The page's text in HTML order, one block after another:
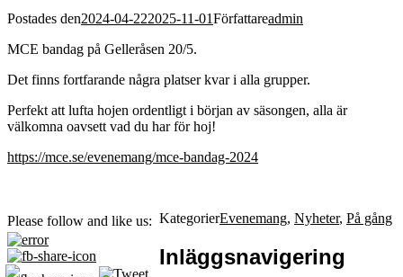
Postades den2024-04-222025-11-01Författareadmin
MCE bandag på Gelleråsen 20/5.
Det finns fortfarande några platser kvar i alla grupper.
Perfekt att lufta hojen ordentligt i början av säsongen, alla är
välkomna oavsett vad du har för hoj!
https://mce.se/evenemang/mce-bandag-2024
Please follow and like us: KategorierEvenemang, Nyheter, På gång
Inläggsnavigering